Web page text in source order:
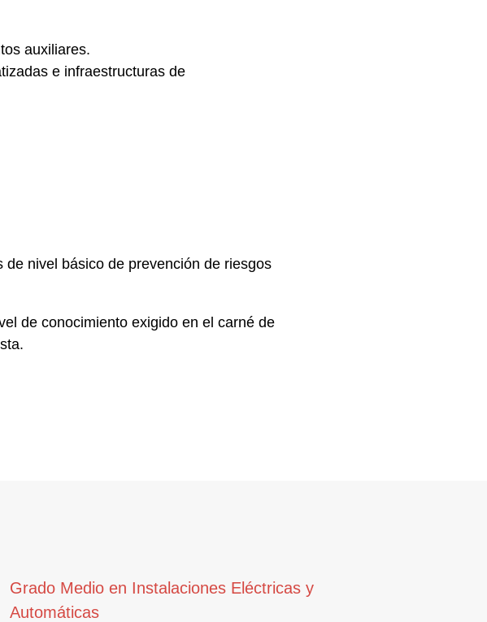
auxiliares.
e infraestructuras de
de nivel básico de prevención de riesgos
de conocimiento exigido en el carné de
.
Grado Medio en Instalaciones Eléctricas y
Automáticas